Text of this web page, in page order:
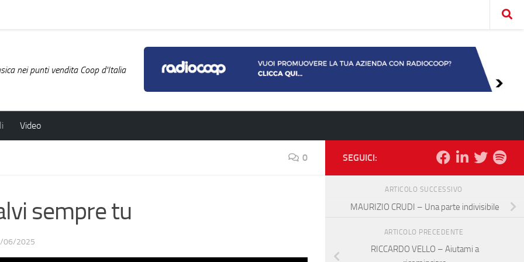
nei punti vendita Coop d'Italia
Video
0
sempre tu
06/2025
SEGUICI:
ARTICOLO SUCCESSIVO
MAURIZIO CRUDI – Una parte indivisibile
ARTICOLO PRECEDENTE
RICCARDO VELLO – Aiutami a